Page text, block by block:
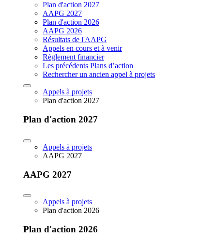
Plan d'action 2027
AAPG 2027
Plan d'action 2026
AAPG 2026
Résultats de l'AAPG
Appels en cours et à venir
Règlement financier
Les précédents Plans d’action
Rechercher un ancien appel à projets
Appels à projets
Plan d'action 2027
Plan d'action 2027
Appels à projets
AAPG 2027
AAPG 2027
Appels à projets
Plan d'action 2026
Plan d'action 2026